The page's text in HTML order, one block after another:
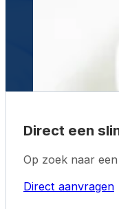
Direct een
Op zoek naar
Direct aanvragen